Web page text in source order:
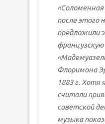
«Соломенная
после этого
предложили
Флоримона
1883 г. Хотя
считали
советской
музыка